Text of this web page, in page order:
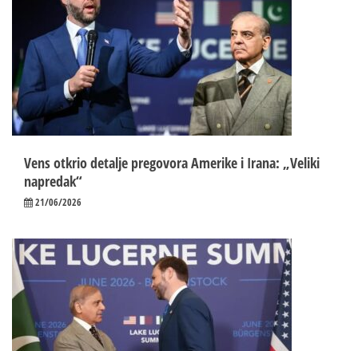
Vens otkrio detalje pregovora Amerike i Irana: „Veliki
napredak“
21/06/2026